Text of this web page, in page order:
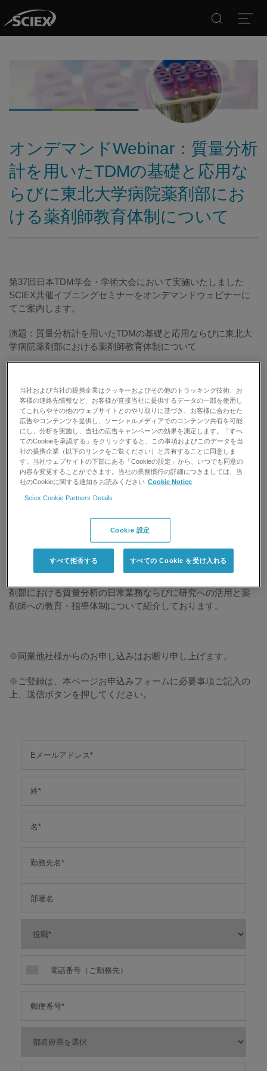
オンデマンドWebinar：質量分析
計を用いたTDMの基礎と応用な
らびに東北大学病院薬剤部にお
ける薬剤師教育体制について
第37回日本TDM学会・学術大会において実施いたしました
SCIEX共催イブニングセミナーをオンデマンドウェビナーに
てご案内します。
演題：質量分析計を用いたTDMの基礎と応用ならびに東北大
学病院薬剤部における薬剤師教育体制について
概要：免疫抑制薬、抗菌薬及び抗てんかん薬等の薬剤におけ
る治療薬物モニタリング（TDM）の有用性から、特定薬剤治
療管理料が算定可能となっており、その測定には主に免疫化
学的手法や液体クロマトグラフィー (LC) が用いられてきまし
たが、近年ではタンデム質量分析 (MS/MS) 技術の汎用化とと
もにLC/MS/MS法が用いられるようになってきています。
2017年には「医薬品、医療機器等の品質、有効性及び安全性
の確保等に関する法律」の改正で、質量分析装置がクラスⅠ
医療機器で登録可能となり、その活用の機運が高まっており
未だ高いとハードルとなっており、基礎的知識や情報の不足
が活用の妨げとなっています。
本セミナーでは、質量分析計を用いた薬物血中濃度の基礎
剤部における質量分析の日常業務ならびに研究への活用と薬
剤師への教育・指導体制について紹介しております。
※同業他社様からのお申し込みはお断り申し上げます。
※ご登録は、本ページお申込みフォームに必要事項ご記入の
上、送信ボタンを押してください。
当社および当社の提携企業はクッキーおよびその他のトラッキング技術、お
客様の連絡先情報など、お客様が直接当社に提供するデータの一部を使用し
てこれらやその他のウェブサイトとのやり取りに基づき、お客様に合わせた
広告やコンテンツを提供し、ソーシャルメディアでのコンテンツ共有を可能
にし、分析を実施し、当社の広告キャンペーンの効果を測定します。「すべ
てのCookieを承認する」をクリックすると、この事項およびこのデータを当
社の提携企業（以下のリンクをご覧ください）と共有することに同意しま
す。当社ウェブサイトの下部にある「Cookieの設定」から、いつでも同意の
内容を変更することができます。当社の業務慣行の詳細につきましては、当
社のCookieに関する通知をお読みください Cookie Notice
Sciex Cookie Partners Details
Cookie 設定
すべて拒否する すべての Cookie を受け入れる